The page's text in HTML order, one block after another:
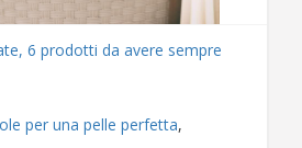
6 prodotti da avere sempre
per una pelle perfetta,